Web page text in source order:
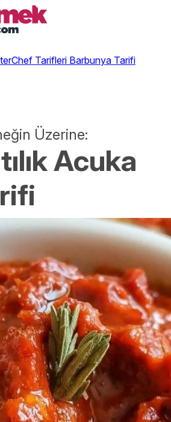
Tarifleri Barbunya Tarifi
Üzerine:
Acuka